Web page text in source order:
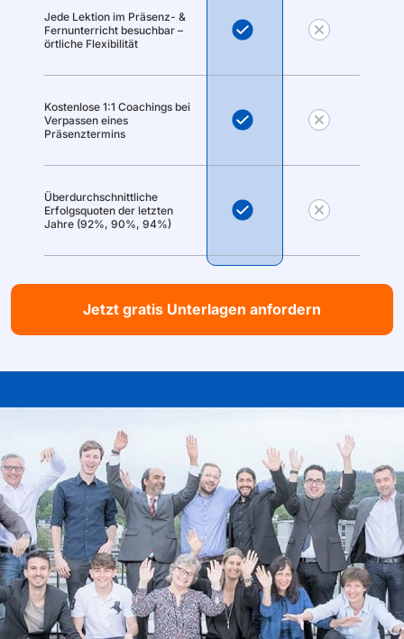
Jede Lektion im Präsenz- &
Fernunterricht besuchbar –
örtliche Flexibilität
Kostenlose 1:1 Coachings bei
Verpassen eines
Präsenztermins
Überdurchschnittliche
Erfolgsquoten der letzten
Jahre (92%, 90%, 94%)
Jetzt gratis Unterlagen anfordern